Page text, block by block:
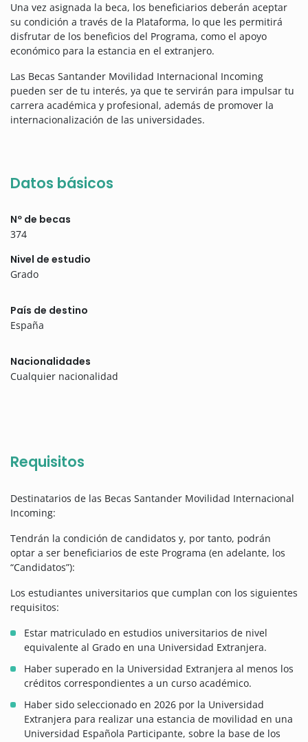
Una vez asignada la beca, los beneficiarios deberán aceptar
su condición a través de la Plataforma, lo que les permitirá
disfrutar de los beneficios del Programa, como el apoyo
económico para la estancia en el extranjero.
Las Becas Santander Movilidad Internacional Incoming
pueden ser de tu interés, ya que te servirán para impulsar tu
carrera académica y profesional, además de promover la
internacionalización de las universidades.
Datos básicos
Nº de becas
374
Nivel de estudio
Grado
País de destino
España
Nacionalidades
Cualquier nacionalidad
Requisitos
Destinatarios de las Becas Santander Movilidad Internacional
Incoming:
Tendrán la condición de candidatos y, por tanto, podrán
optar a ser beneficiarios de este Programa (en adelante, los
“Candidatos”):
Los estudiantes universitarios que cumplan con los siguientes
requisitos:
Estar matriculado en estudios universitarios de nivel
equivalente al Grado en una Universidad Extranjera.
Haber superado en la Universidad Extranjera al menos los
créditos correspondientes a un curso académico.
Haber sido seleccionado en 2026 por la Universidad
Extranjera para realizar una estancia de movilidad en una
Universidad Española Participante, sobre la base de los